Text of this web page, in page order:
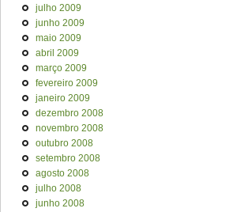
julho 2009
junho 2009
maio 2009
abril 2009
março 2009
fevereiro 2009
janeiro 2009
dezembro 2008
novembro 2008
outubro 2008
setembro 2008
agosto 2008
julho 2008
junho 2008